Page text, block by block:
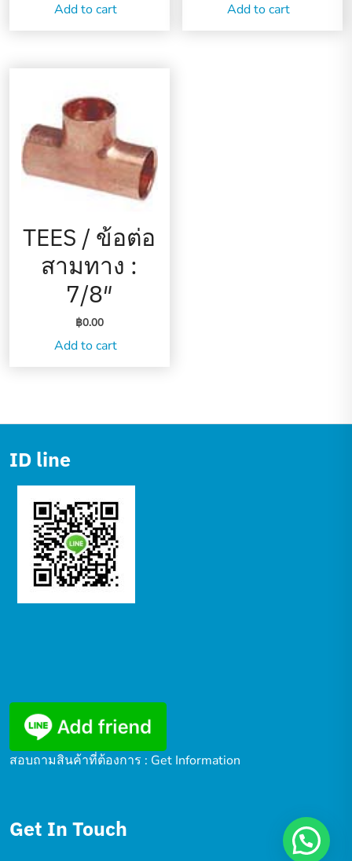
Add to cart Add to cart
TEES / ข้อต่อ
สามทาง :
7/8″
฿0.00
Add to cart
ID line
สอบถามสินค้าที่ต้องการ : Get Information
Get In Touch